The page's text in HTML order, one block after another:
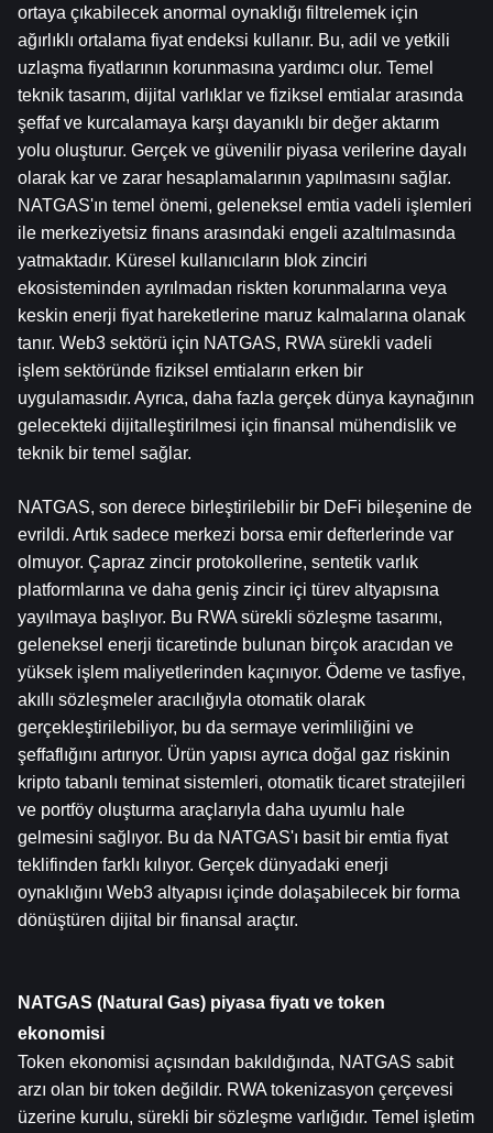
ortaya çıkabilecek anormal oynaklığı filtrelemek için
ağırlıklı ortalama fiyat endeksi kullanır. Bu, adil ve yetkili
uzlaşma fiyatlarının korunmasına yardımcı olur. Temel
teknik tasarım, dijital varlıklar ve fiziksel emtialar arasında
şeffaf ve kurcalamaya karşı dayanıklı bir değer aktarım
yolu oluşturur. Gerçek ve güvenilir piyasa verilerine dayalı
olarak kar ve zarar hesaplamalarının yapılmasını sağlar.
NATGAS'ın temel önemi, geleneksel emtia vadeli işlemleri
ile merkeziyetsiz finans arasındaki engeli azaltılmasında
yatmaktadır. Küresel kullanıcıların blok zinciri
ekosisteminden ayrılmadan riskten korunmalarına veya
keskin enerji fiyat hareketlerine maruz kalmalarına olanak
tanır. Web3 sektörü için NATGAS, RWA sürekli vadeli
işlem sektöründe fiziksel emtiaların erken bir
uygulamasıdır. Ayrıca, daha fazla gerçek dünya kaynağının
gelecekteki dijitalleştirilmesi için finansal mühendislik ve
teknik bir temel sağlar.
NATGAS, son derece birleştirilebilir bir DeFi bileşenine de
evrildi. Artık sadece merkezi borsa emir defterlerinde var
olmuyor. Çapraz zincir protokollerine, sentetik varlık
platformlarına ve daha geniş zincir içi türev altyapısına
yayılmaya başlıyor. Bu RWA sürekli sözleşme tasarımı,
geleneksel enerji ticaretinde bulunan birçok aracıdan ve
yüksek işlem maliyetlerinden kaçınıyor. Ödeme ve tasfiye,
akıllı sözleşmeler aracılığıyla otomatik olarak
gerçekleştirilebiliyor, bu da sermaye verimliliğini ve
şeffaflığını artırıyor. Ürün yapısı ayrıca doğal gaz riskinin
kripto tabanlı teminat sistemleri, otomatik ticaret stratejileri
ve portföy oluşturma araçlarıyla daha uyumlu hale
gelmesini sağlıyor. Bu da NATGAS'ı basit bir emtia fiyat
teklifinden farklı kılıyor. Gerçek dünyadaki enerji
oynaklığını Web3 altyapısı içinde dolaşabilecek bir forma
dönüştüren dijital bir finansal araçtır.
NATGAS (Natural Gas) piyasa fiyatı ve token
ekonomisi
Token ekonomisi açısından bakıldığında, NATGAS sabit
arzı olan bir token değildir. RWA tokenizasyon çerçevesi
üzerine kurulu, sürekli bir sözleşme varlığıdır. Temel işletim